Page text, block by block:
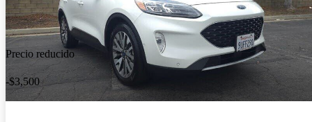
Precio reducido
-$3,500